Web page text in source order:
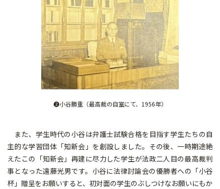
❷小谷勝重（最高裁の自室にて、1956年）
また、学生時代の小谷は弁護士試験合格を目指す学生たちの自
主的な学習団体「知新会」を創設しました。その後、一時期途絶
えたこの「知新会」再建に尽力した学生が法政二人目の最高裁判
事となった遠藤光男です。小谷に法律討論会の優勝者への「小谷
杯」贈呈をお願いすると、初対面の学生のぶしつけなお願いにもか